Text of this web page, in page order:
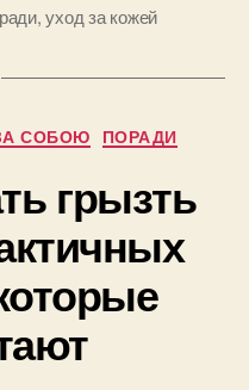
от
и
в
будущем?”
,уход за кожей
СОБОЮ ПОРАДИ
грызть